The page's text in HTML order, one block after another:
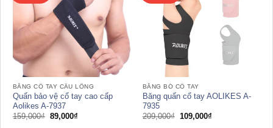
BĂNG CỔ TAY CẦU LÔNG
Quấn bảo vệ cổ tay cao cấp
Aolikes A-7937
159,000₫ Giá
gốc
89,000₫Giá
BĂNG BÓ CỔ TAY
Băng quấn cổ tay AOLIKES A-
7935
209,000₫ Giá
109,000₫Giá